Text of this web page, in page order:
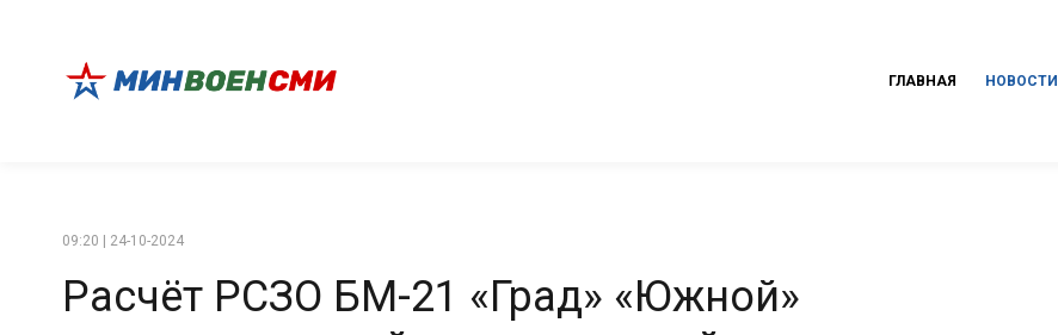
ГЛАВНАЯ НОВОСТИ
09:20 | 24-10-2024
Расчёт РСЗО БМ-21 «Град» «Южной»